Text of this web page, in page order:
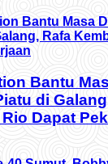
Bantu
di
Dapat